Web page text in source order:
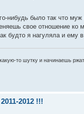
нибудь было так что
свое отношение ко
будто я нагуляла и
то шутку и начинаешь
2012 !!!